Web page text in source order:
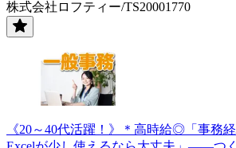
株式会社ロフティー/TS20001770
《20～40代活躍！》＊高時給◎「事務